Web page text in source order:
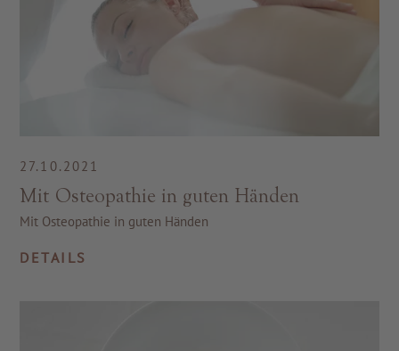
27.10.2021
Mit Osteopathie in guten Händen
Mit Osteopathie in guten Händen
DETAILS